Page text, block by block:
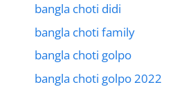
bangla choti didi
bangla choti family
bangla choti golpo
bangla choti golpo 2022